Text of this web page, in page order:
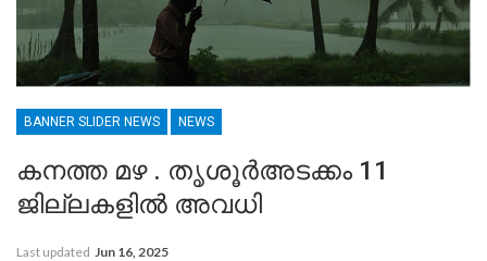
BANNER SLIDER NEWS NEWS
കനത്ത മഴ . തൃശൂർഅടക്കം 11
ജില്ലകളില്‍ അവധി
Last updated Jun 16, 2025